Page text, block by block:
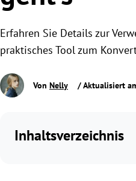
Erfahren Sie Details zur
praktisches Tool zum
Von Nelly / Aktualisiert
Inhaltsverzeichnis